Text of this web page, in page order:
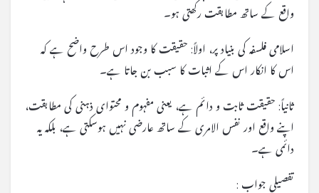
واقع کے ساتھ مطابقت رکھتی ہو۔
اسلامی فلسفہ کی بنیاد پر، اولاً: حقیقت کا وجود اس طرح واضح ہے کہ
اس کا انکار اس کے اثبات کا سبب بن جاتا ہے۔
ثانیاً: حقیقت ثابت و دائم ہے، یعنی مفہوم و محتوای ذہنی کی مطابقت،
اپنے واقع اور نفس الامری کے ساتھ عارضی نہیں ہوسکتی ہے، بلکہ یہ
دائمی ہے۔
تفصیلی جواب :